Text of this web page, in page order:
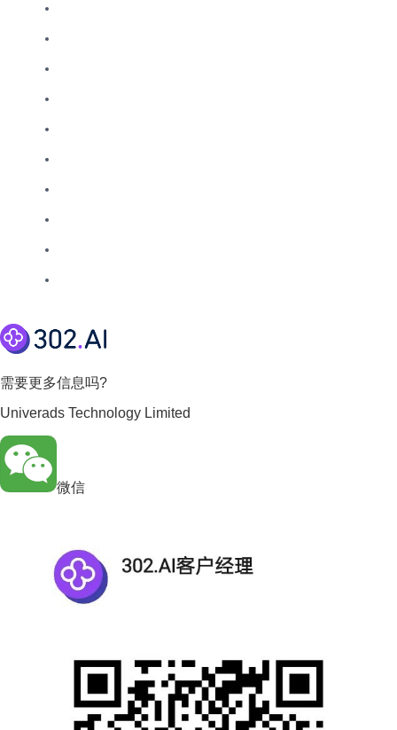
需要更多信息吗?
Univerads Technology Limited
微信